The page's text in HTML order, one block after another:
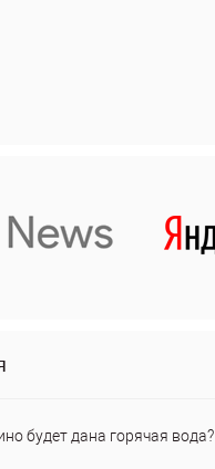
будет дана горячая вода?